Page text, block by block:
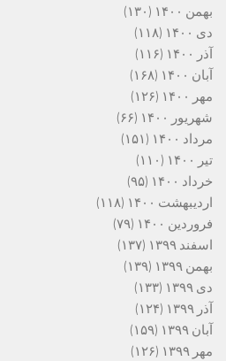
بهمن ۱۴۰۰
(۱۳۰)
دی ۱۴۰۰
(۱۱۸)
آذر ۱۴۰۰
(۱۱۶)
آبان ۱۴۰۰
(۱۶۸)
مهر ۱۴۰۰
(۱۲۶)
شهریور ۱۴۰۰
(۶۶)
مرداد ۱۴۰۰
(۱۵۱)
تیر ۱۴۰۰
(۱۱۰)
خرداد ۱۴۰۰
(۹۵)
اردیبهشت ۱۴۰۰
(۱۱۸)
فروردین ۱۴۰۰
(۷۹)
اسفند ۱۳۹۹
(۱۳۷)
بهمن ۱۳۹۹
(۱۳۹)
دی ۱۳۹۹
(۱۳۳)
آذر ۱۳۹۹
(۱۲۴)
آبان ۱۳۹۹
(۱۵۹)
مهر ۱۳۹۹
(۱۲۶)